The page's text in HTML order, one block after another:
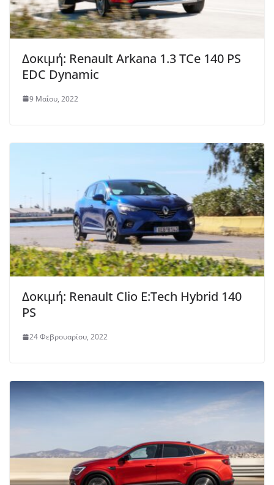
Δοκιμή: Renault Arkana 1.3 TCe 140 PS
EDC Dynamic
9 Μαΐου, 2022
Δοκιμή: Renault Clio E:Tech Hybrid 140
PS
24 Φεβρουαρίου, 2022